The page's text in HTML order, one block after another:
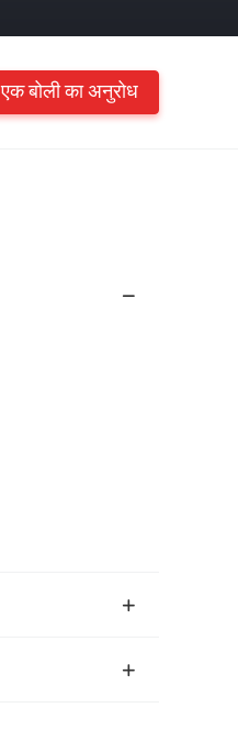
एक बोली का अनुरोध